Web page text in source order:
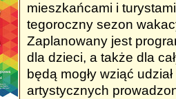
mieszkańcami i
tegoroczny sezon
Zaplanowany jest
dla dzieci, a także dla
będą mogły wziąć
artystycznych